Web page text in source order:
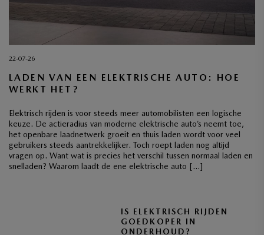
22-07-26
LADEN VAN EEN ELEKTRISCHE AUTO: HOE
WERKT HET?
Elektrisch rijden is voor steeds meer automobilisten een logische
keuze. De actieradius van moderne elektrische auto’s neemt toe,
het openbare laadnetwerk groeit en thuis laden wordt voor veel
gebruikers steeds aantrekkelijker. Toch roept laden nog altijd
vragen op. Want wat is precies het verschil tussen normaal laden en
snelladen? Waarom laadt de ene elektrische auto […]
IS ELEKTRISCH RIJDEN
GOEDKOPER IN
ONDERHOUD?